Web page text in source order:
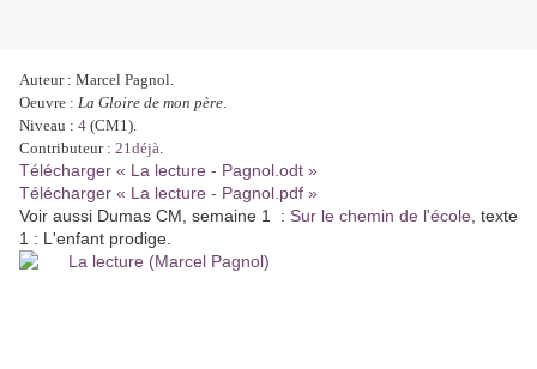
Auteur : Marcel Pagnol.
Oeuvre : La Gloire de mon père.
Niveau : 4 (CM1).
Contributeur : 21déjà.
Télécharger « La lecture - Pagnol.odt »
Télécharger « La lecture - Pagnol.pdf »
Voir aussi Dumas CM, semaine 1 : Sur le chemin de l'école , texte
1 : L'enfant prodige.